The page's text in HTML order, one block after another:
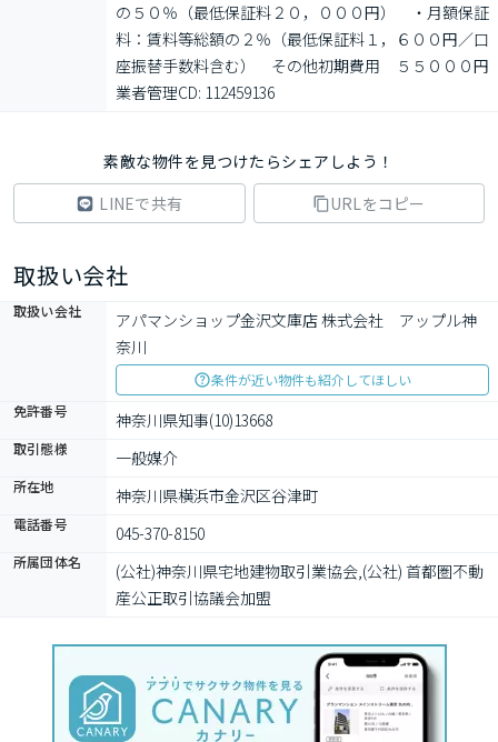
の５０％（最低保証料２０，０００円）　・月額保証
料：賃料等総額の２％（最低保証料１，６００円／口
座振替手数料含む）　その他初期費用　５５０００円
業者管理CD: 112459136
素敵な物件を見つけたらシェアしよう！
LINEで共有
URLをコピー
取扱い会社
取扱い会社
アパマンショップ金沢文庫店 株式会社　アップル神
奈川
条件が近い物件も紹介してほしい
免許番号
神奈川県知事(10)13668
取引態様 一般媒介
所在地 神奈川県横浜市金沢区谷津町
電話番号 045-370-8150
所属団体名
(公社)神奈川県宅地建物取引業協会,(公社) 首都圏不動
産公正取引協議会加盟